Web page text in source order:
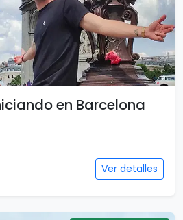
en Barcelona
Ver detalles